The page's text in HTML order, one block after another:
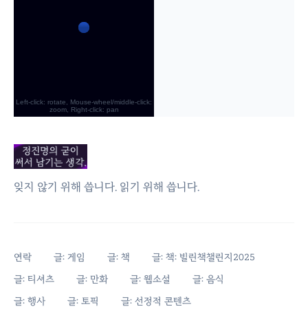
잊지 않기 위해 씁니다. 읽기 위해 씁니다.
연락 글: 게임 글: 책
글: 책: 빌린책챌린지2025
글: 티셔츠
글: 만화 글: 웹소설
글: 음식
글: 행사
글: 토픽 글: 선정적 콘텐츠